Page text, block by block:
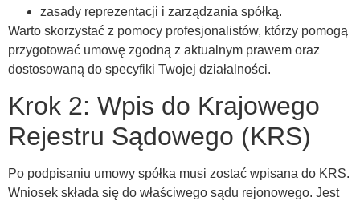
zasady reprezentacji i zarządzania spółką.
Warto skorzystać z pomocy profesjonalistów, którzy pomogą
przygotować umowę zgodną z aktualnym prawem oraz
dostosowaną do specyfiki Twojej działalności.
Krok 2: Wpis do Krajowego
Rejestru Sądowego (KRS)
Po podpisaniu umowy spółka musi zostać wpisana do KRS.
Wniosek składa się do właściwego sądu rejonowego. Jest